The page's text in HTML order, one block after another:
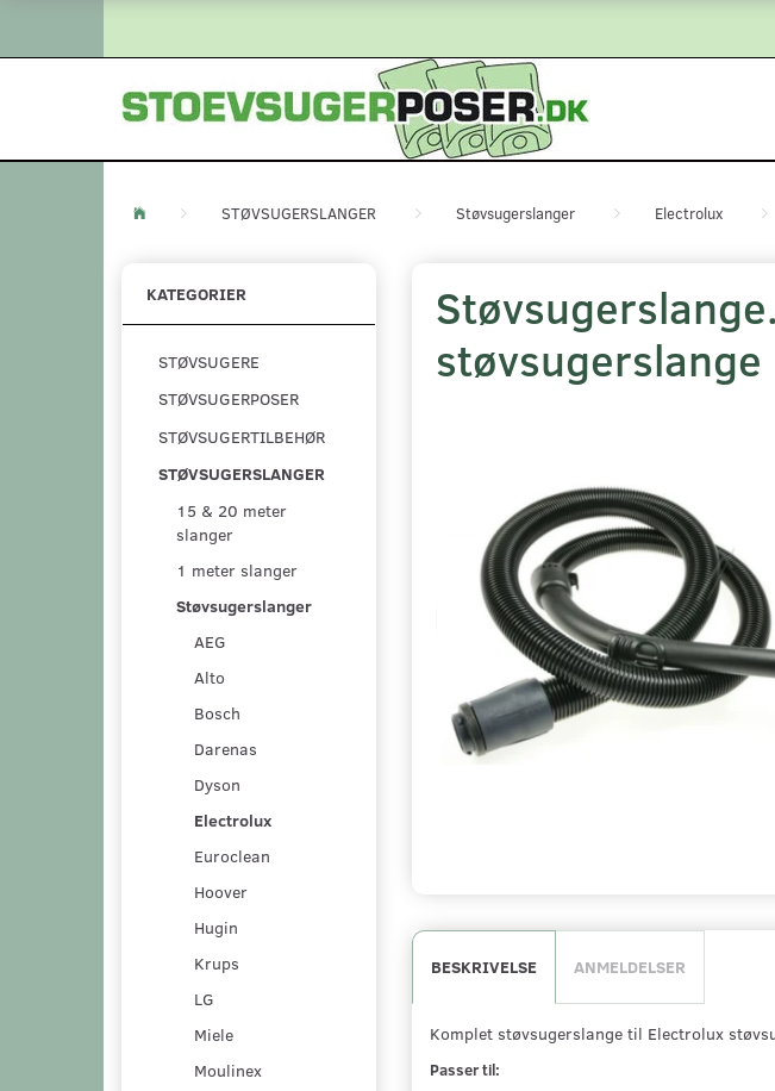
STØVSUGERSLANGER Støvsugerslanger Electrolux
KATEGORIER
STØVSUGERE
STØVSUGERPOSER
STØVSUGERTILBEHØR
STØVSUGERSLANGER
15 & 20 meter
slanger
1 meter slanger
Støvsugerslanger
AEG
Alto
Bosch
Darenas
Dyson
Electrolux
Euroclean
Hoover
Hugin
Krups
LG
Miele
Moulinex
støvsugerslange
BESKRIVELSE ANMELDELSER
Komplet støvsugerslange til Electrolux
Passer til: